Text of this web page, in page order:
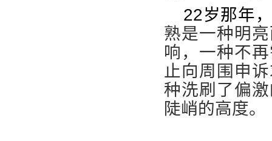
22岁那年
熟是一种明
响，一种不
止向周围申
种洗刷了偏
陡峭的高度。